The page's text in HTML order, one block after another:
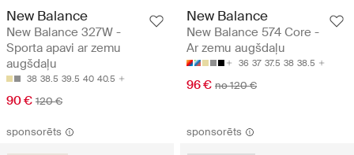
New Balance
New Balance 327W -
Sporta apavi ar zemu
augšdaļu
38 38.5 39.5 40 40.5
90 € 120 €
New Balance
New Balance 574 Core -
Ar zemu augšdaļu
36 37 37.5 38 38.5
96 € no 120 €
sponsorēts sponsorēts